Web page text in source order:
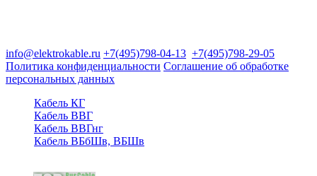
info@elektrokable.ru +7(495)798-04-13 +7(495)798-29-05
Политика конфиденциальности Соглашение об обработке
персональных данных
Кабель КГ
Кабель ВВГ
Кабель ВВГнг
Кабель ВБбШв, ВБШв